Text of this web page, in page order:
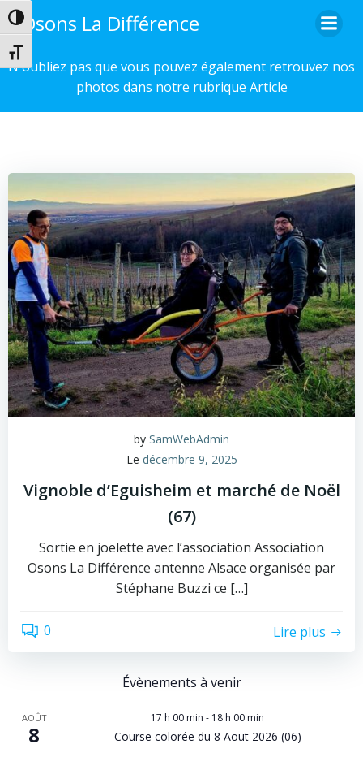
Passer en contraste élevé
Changer la taille de la police
au
Osons La Différence
N'oubliez pas que vous pouvez également retrouvez nos
photos dans notre rubrique Article
by SamWebAdmin
Le décembre 9, 2025
Vignoble d’Eguisheim et marché de Noël
(67)
Sortie en joëlette avec l’association Association
Osons La Différence antenne Alsace organisée par
Stéphane Buzzi ce […]
0 Lire plus
Évènements à venir
AOÛT
8
17 h 00 min - 18 h 00 min
Course colorée du 8 Aout 2026 (06)